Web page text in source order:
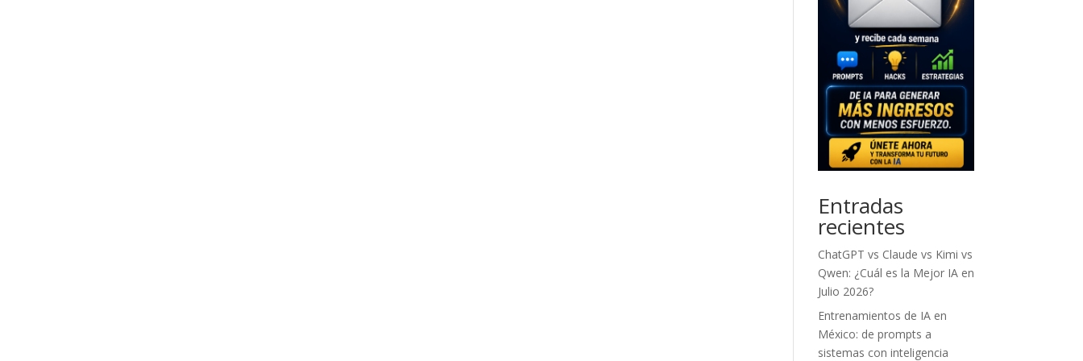
Entradas
recientes
ChatGPT vs Claude vs Kimi vs
Qwen: ¿Cuál es la Mejor IA en
Julio 2026?
Entrenamientos de IA en
México: de prompts a
sistemas con inteligencia